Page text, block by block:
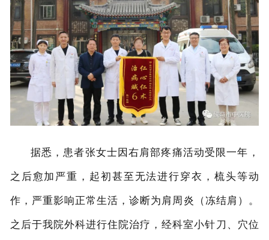
荣誉资质
在线预约
联系我们
据悉，患者张女士因右肩部疼痛活动受限一年，
之后愈加严重， 起初甚至无法进行穿衣，梳头等动
作，严重影响正常生活，诊断为肩周炎（冻结肩）。
之后于我院外科进行住院治疗，经科室小针刀、穴位